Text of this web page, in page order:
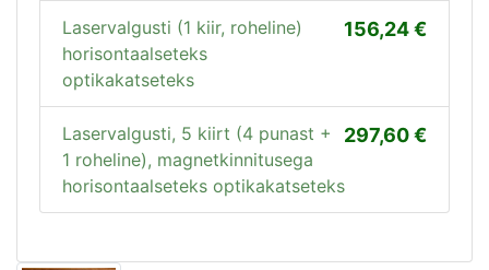
156,24
Laservalgusti (1 kiir, roheline)
horisontaalseteks
optikakatseteks
297,60
Laservalgusti, 5 kiirt (4 punast +
1 roheline), magnetkinnitusega
horisontaalseteks optikakatseteks